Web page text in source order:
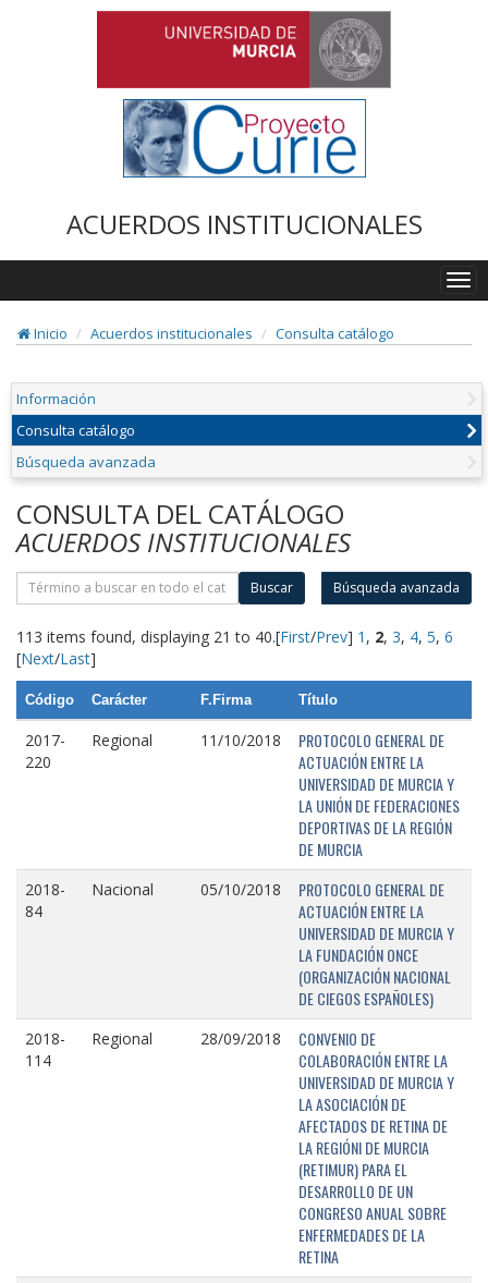
ACUERDOS INSTITUCIONALES
Inicio
Acuerdos institucionales Consulta catálogo
Información
Consulta catálogo
Búsqueda avanzada
CONSULTA DEL CATÁLOGO
ACUERDOS INSTITUCIONALES
Buscar Búsqueda avanzada
113 items found, displaying 21 to 40.[First/Prev] 1 , 2, 3, 4, 5, 6
[Next/Last]
Código Carácter F.Firma Título
2017-
220
Regional 11/10/2018
PROTOCOLO GENERAL DE
ACTUACIÓN ENTRE LA
UNIVERSIDAD DE MURCIA Y
LA UNIÓN DE FEDERACIONES
DEPORTIVAS DE LA REGIÓN
DE MURCIA
2018-
84
Nacional 05/10/2018
PROTOCOLO GENERAL DE
ACTUACIÓN ENTRE LA
UNIVERSIDAD DE MURCIA Y
LA FUNDACIÓN ONCE
(ORGANIZACIÓN NACIONAL
DE CIEGOS ESPAÑOLES)
2018-
114
Regional 28/09/2018
CONVENIO DE
COLABORACIÓN ENTRE LA
UNIVERSIDAD DE MURCIA Y
LA ASOCIACIÓN DE
AFECTADOS DE RETINA DE
LA REGIÓNI DE MURCIA
(RETIMUR) PARA EL
DESARROLLO DE UN
CONGRESO ANUAL SOBRE
ENFERMEDADES DE LA
RETINA